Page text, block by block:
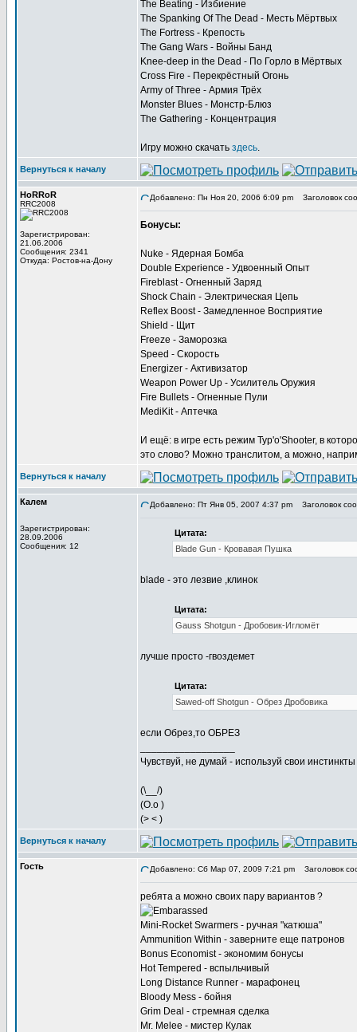
The Beating - Избиение
The Spanking Of The Dead - Месть Мёртвых
The Fortress - Крепость
The Gang Wars - Войны Банд
Knee-deep in the Dead - По Горло в Мёртвых
Cross Fire - Перекрёстный Огонь
Army of Three - Армия Трёх
Monster Blues - Монстр-Блюз
The Gathering - Концентрация
Игру можно скачать здесь.
Вернуться к началу
HoRRoR
RRC2008
Зарегистрирован:
21.06.2006
Сообщения: 2341
Откуда: Ростов-на-Дону
Добавлено: Пн Ноя 20, 2006 6:09 pm Заголовок
Бонусы:
Nuke - Ядерная Бомба
Double Experience - Удвоенный Опыт
Fireblast - Огненный Заряд
Shock Chain - Электрическая Цепь
Reflex Boost - Замедленное Восприятие
Shield - Щит
Freeze - Заморозка
Speed - Скорость
Energizer - Активизатор
Weapon Power Up - Усилитель Оружия
Fire Bullets - Огненные Пули
MediKit - Аптечка
И ещё: в игре есть режим Typ'o'Shooter, в
это слово? Можно транслитом, а можно,
Вернуться к началу
Калем
Зарегистрирован:
28.09.2006
Сообщения: 12
Добавлено: Пт Янв 05, 2007 4:37 pm Заголовок
Цитата:
Blade Gun - Кровавая Пушка
blade - это лезвие ,клинок
Цитата:
Gauss Shotgun - Дробовик-Игломёт
лучше просто -гвоздемет
Цитата:
Sawed-off Shotgun - Обрез Дробовика
если Обрез,то ОБРЕЗ
Чувствуй, не думай - используй свои инстинкты
(\__/)
(O.o )
(> < )
Вернуться к началу
Гость Добавлено: Сб Мар 07, 2009 7:21 pm Заголовок
ребята а можно своих пару вариантов ?
Mini-Rocket Swarmers - ручная "катюша"
Ammunition Within - заверните еще патронов
Bonus Economist - экономим бонусы
Hot Tempered - вспыльчивый
Long Distance Runner - марафонец
Bloody Mess - бойня
Grim Deal - стремная сделка
Mr. Melee - мистер Кулак